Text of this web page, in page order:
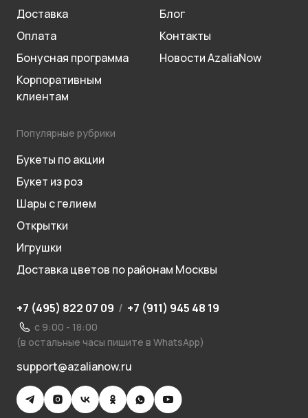
Доставка
Оплата
Бонусная программа
Корпоративным
клиентам
Блог
Контакты
Новости AzaliaNow
Популярные рубрики
Букеты по акции
Букет из роз
Шары с гелием
Открытки
Игрушки
Доставка цветов по районам Москвы
+7 (495) 822 07 09 / +7 (911) 945 48 19
с 9:00 - 18:00
(в остальные часы пишите в WhatsApp)
support@azalianow.ru